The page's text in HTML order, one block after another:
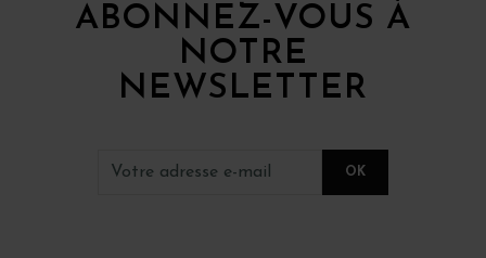
ABONNEZ-VOUS À
NOTRE
NEWSLETTER